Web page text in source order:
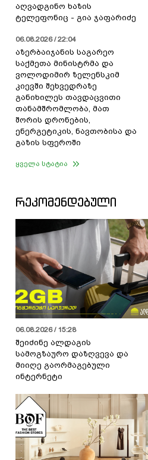
აღვადგინო ხაზის
ტელეფონიც - გია ჯაფარიძე
06.08.2026 / 22:04
აზერბაიჯანის საგარეო
საქმეთა მინისტრმა და
ვოლოდიმირ ზელენსკიმ
კიევში შეხვედრაზე
განიხილეს თავდაცვითი
თანამშრომლობა, მათ
შორის დრონების,
ენერგეტიკის, ნავთობისა და
გაზის სფეროში
ყველა სტატია
ᲠᲔᲙᲝᲛᲔᲜᲓᲔᲑᲣᲚᲘ
06.08.2026 / 15:28
შეიძინე ალდაგის
სამოგზაურო დაზღვევა და
მიიღე გაორმაგებული
ინტერნეტი